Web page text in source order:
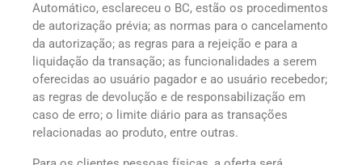
Automático, esclareceu o BC, estão os procedimentos
de autorização prévia; as normas para o cancelamento
da autorização; as regras para a rejeição e para a
liquidação da transação; as funcionalidades a serem
oferecidas ao usuário pagador e ao usuário recebedor;
as regras de devolução e de responsabilização em
caso de erro; o limite diário para as transações
relacionadas ao produto, entre outras.